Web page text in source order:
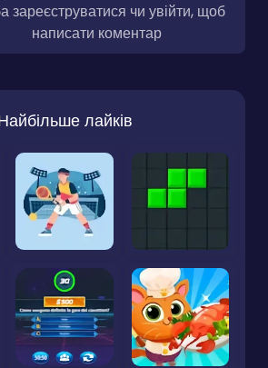
зареєструватися чи увійти, щоб
написати коментар
лайків